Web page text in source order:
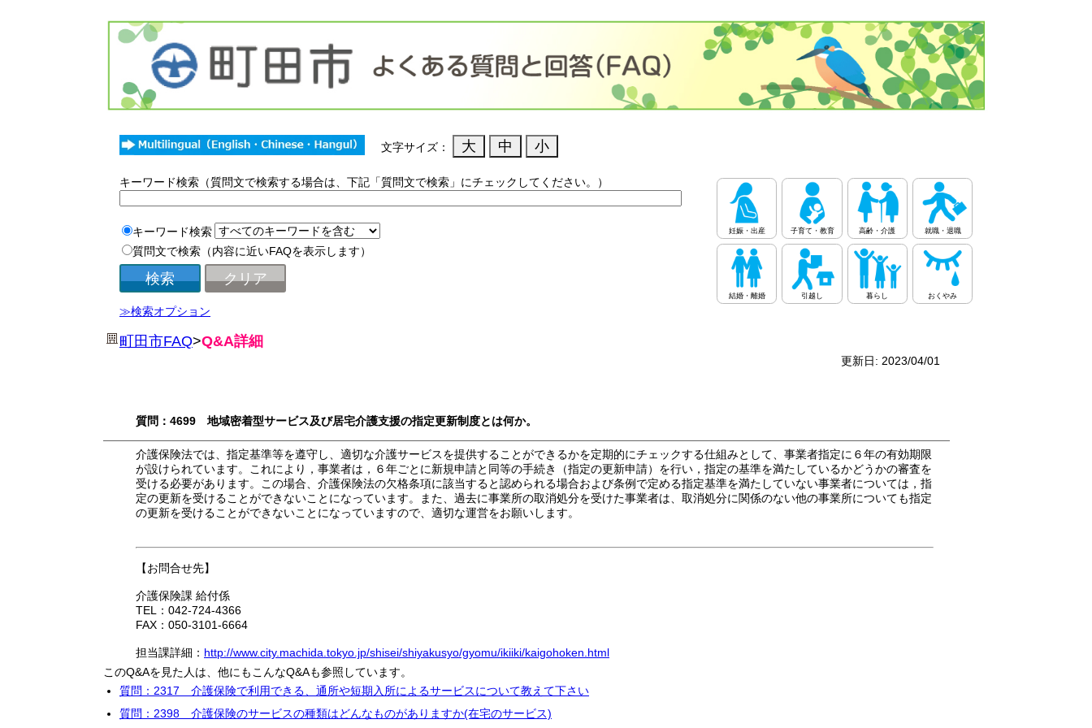
文字サイズ：
キーワード検索（質問文で検索する場合は、下記「質問文で検索」にチェックしてください。）
キーワード検索
質問文で検索（内容に近いFAQを表示します）
≫検索オプション
町田市FAQ>Q&A詳細
更新日: 2023/04/01
質問：4699 地域密着型サービス及び居宅介護支援の指定更新制度とは何か。
介護保険法では、指定基準等を遵守し、適切な介護サービスを提供することができるかを定期的にチェックする仕組みとして、事業者指定に６年の有効期限
が設けられています。これにより，事業者は，６年ごとに新規申請と同等の手続き（指定の更新申請）を行い，指定の基準を満たしているかどうかの審査を
受ける必要があります。この場合、介護保険法の欠格条項に該当すると認められる場合および条例で定める指定基準を満たしていない事業者については，指
定の更新を受けることができないことになっています。また、過去に事業所の取消処分を受けた事業者は、取消処分に関係のない他の事業所についても指定
の更新を受けることができないことになっていますので、適切な運営をお願いします。
【お問合せ先】
介護保険課 給付係
TEL：042-724-4366
FAX：050-3101-6664
担当課詳細： http://www.city.machida.tokyo.jp/shisei/shiyakusyo/gyomu/ikiiki/kaigohoken.html
このQ&Aを見た人は、他にもこんなQ&Aも参照しています。
質問：2317 介護保険で利用できる、通所や短期入所によるサービスについて教えて下さい
質問：2398 介護保険のサービスの種類はどんなものがありますか(在宅のサービス)
妊娠・出産 子育て・教育 高齢・介護 就職・退職
結婚・離婚 引越し 暮らし おくやみ